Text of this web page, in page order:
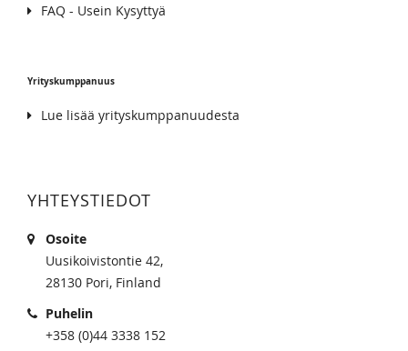
FAQ - Usein Kysyttyä
Yrityskumppanuus
Lue lisää yrityskumppanuudesta
YHTEYSTIEDOT
Osoite
Uusikoivistontie 42,
28130 Pori, Finland
Puhelin
+358 (0)44 3338 152